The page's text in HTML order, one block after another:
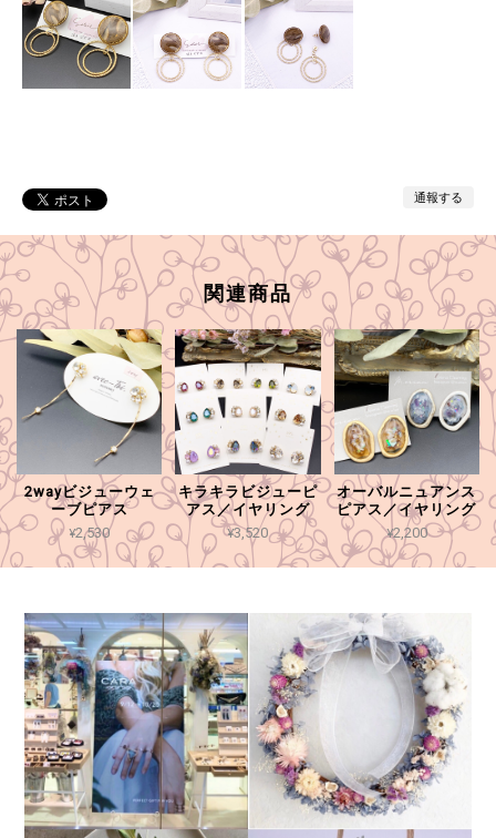
通報する
関連商品
2wayビジューウェ
ーブピアス
¥2,530
キラキラビジューピ
アス／イヤリング
¥3,520
オーバルニュアンス
ピアス／イヤリング
¥2,200